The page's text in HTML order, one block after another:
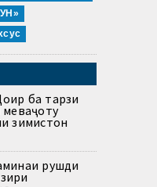
ба тарзи
меваҷоту
зимистон
рушди